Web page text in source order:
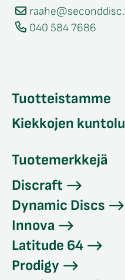
040 584 7686
Tuotteistamme
Kiekkojen
Tuotemerkkejä
Discraft
Dynamic Discs
Innova
Latitude 64
Prodigy